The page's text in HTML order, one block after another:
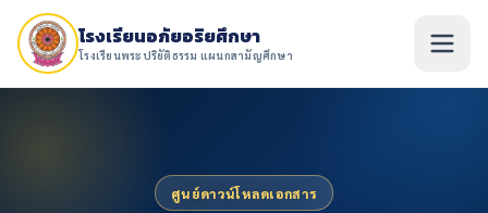
โรงเรียนอภัยอริยศึกษา
โรงเรียนพระปริยัติธรรม แผนกสามัญศึกษา
ศูนย์ดาวน์โหลดเอกสาร